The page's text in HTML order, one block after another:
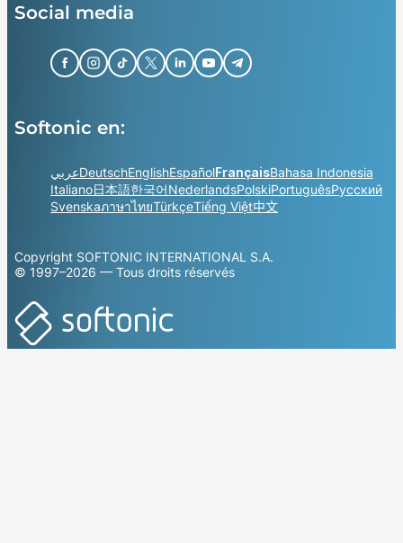
Social media
Softonic en:
عربيDeutschEnglishEspañolFrançaisBahasa Indonesia
Italiano日本語한국어NederlandsPolskiPortuguêsРусский
SvenskaภาษาไทยTürkçeTiếng Việt中文
Copyright SOFTONIC INTERNATIONAL S.A.
© 1997–2026 — Tous droits réservés